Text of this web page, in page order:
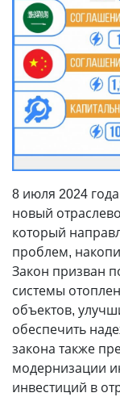
8 июля 2024
новый
который
проблем,
Закон призван
системы
объектов,
обеспечить
закона также
модернизации
инвестиций в